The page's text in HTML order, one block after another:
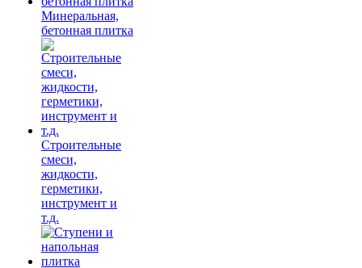
Минеральная,
бетонная плитка
Строительные
смеси,
жидкости,
герметики,
инструмент и
т.д.